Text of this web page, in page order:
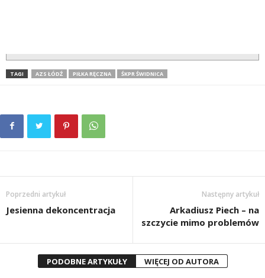
TAGI AZS ŁÓDŹ PIŁKA RĘCZNA ŚKPR ŚWIDNICA
Poprzedni artykuł
Jesienna dekoncentracja
Następny artykuł
Arkadiusz Piech – na
szczycie mimo problemów
PODOBNE ARTYKUŁY WIĘCEJ OD AUTORA